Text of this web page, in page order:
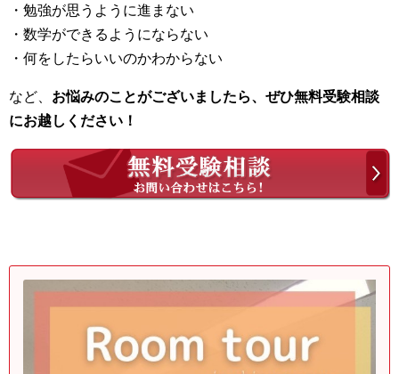
・勉強が思うように進まない
・数学ができるようにならない
・何をしたらいいのかわからない
など、 お悩みのことがございましたら、ぜひ無料受験相談
にお越しください！